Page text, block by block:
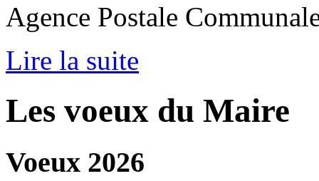
Agence Postale
Lire la suite
Les voeux du Maire
Voeux 2026